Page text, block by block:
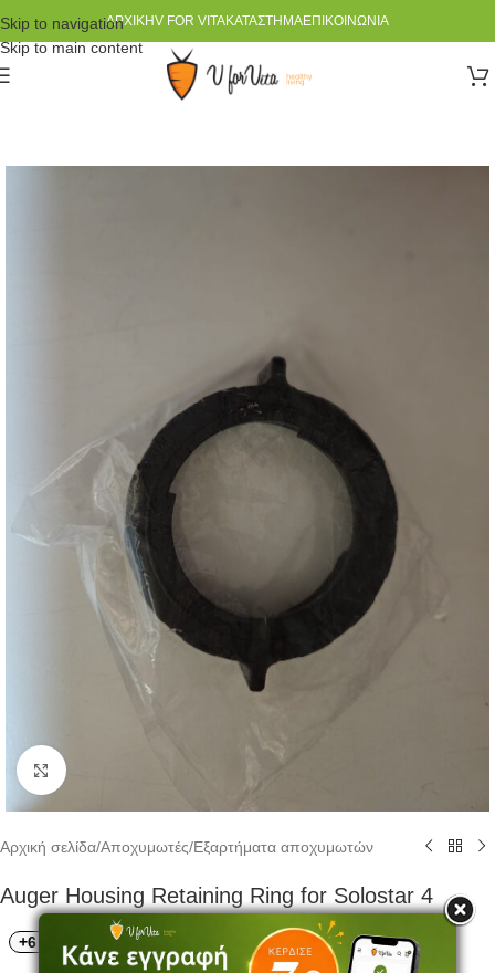
Skip to navigation
Skip to main content
ΑΡΧΙΚΉV FOR VITAΚΑΤΆΣΤΗΜΑΕΠΙΚΟΙΝΩΝΊΑ
Click to enlarge
Αρχική σελίδα/Αποχυμωτές/Εξαρτήματα αποχυμωτών
Auger Housing Retaining Ring for Solostar 4
+6 Πόντοι